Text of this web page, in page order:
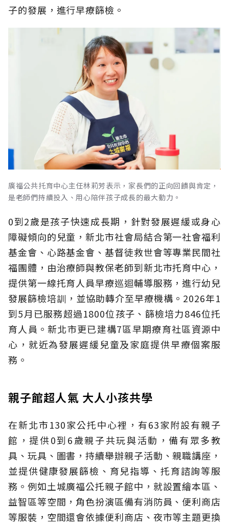
子的發展，進行早療篩檢。
廣福公共托育中心主任林莉芳表示，家長們的正向回饋與肯定，
是老師們持續投入、用心陪伴孩子成長的最大動力。
0到2歲是孩子快速成長期，針對發展遲緩或身心
障礙傾向的兒童，新北市社會局結合第一社會福利
基金會、心路基金會、基督徒救世會等專業民間社
福團體，由治療師與教保老師到新北市托育中心，
提供第一線托育人員早療巡迴輔導服務，進行幼兒
發展篩檢培訓，並協助轉介至早療機構。2026年1
到5月已服務超過1800位孩子、篩檢培力846位托
育人員。新北市更已建構7區早期療育社區資源中
心，就近為發展遲緩兒童及家庭提供早療個案服
務。
親子館超人氣 大人小孩共學
在新北市130家公托中心裡，有63家附設有親子
館，提供0到6歲親子共玩與活動，備有眾多教
具、玩具、圖書，持續舉辦親子活動、親職講座，
並提供健康發展篩檢、育兒指導、托育諮詢等服
務。例如土城廣福公托親子館中，就設置繪本區、
益智區等空間，角色扮演區備有消防員、便利商店
等服裝，空間還會依據便利商店、夜市等主題更換